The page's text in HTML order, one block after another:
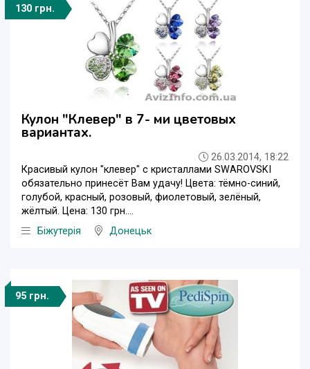
130 грн.
Кулон "Клевер" в 7- ми цветовых
вариантах.
26.03.2014, 18:22
Красивый кулон "клевер" с кристаллами SWAROVSKI
обязательно принесёт Вам удачу! Цвета: тёмно-синий,
голубой, красный, розовый, фиолетовый, зелёный,
жёлтый. Цена: 130 грн....
Біжутерія
Донецьк
95 грн.